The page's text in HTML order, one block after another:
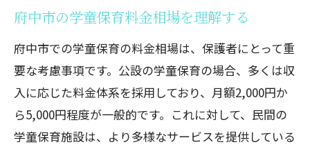
府中市の学童保育料金相場を理解する
府中市での学童保育の料金相場は、保護者にとって重
要な考慮事項です。公設の学童保育の場合、多くは収
入に応じた料金体系を採用しており、月額2,000円か
ら5,000円程度が一般的です。これに対して、民間の
学童保育施設は、より多様なサービスを提供している